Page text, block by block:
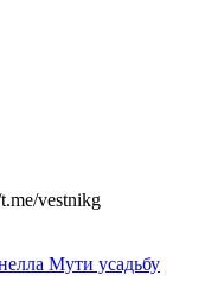
vestnikg
Мути усадьбу